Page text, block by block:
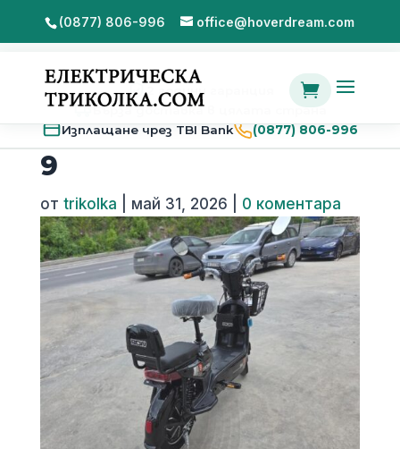
(0877) 806-996 office@hoverdream.com

2 години гаранция
Бърза доставка в цялата страна
Изплащане чрез TBI Bank
(0877) 806-996
9
от trikolka май 31, 2026 0 коментара